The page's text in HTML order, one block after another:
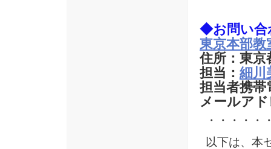
◆お問い合
東京本部教
住所：東京
担当： 細川
担当者携帯
メールア
・・・・・
以下は、本